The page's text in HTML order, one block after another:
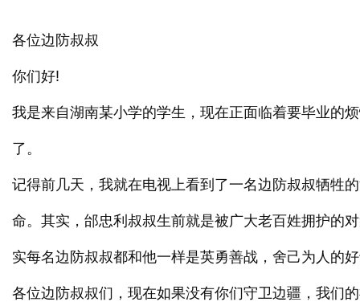
各位边防叔叔
你们好!
我是来自湖南某小学的学生，现在正面临着要毕业的
了。
记得前几天，我就在电视上看到了一名边防叔叔牺牲
命。其实，邰忠利叔叔生前就是被广大老百姓拥护的
实每名边防叔叔都和他一样是英勇善战，舍己为人的
各位边防叔叔们，现在如果没有你们守卫边疆，我们